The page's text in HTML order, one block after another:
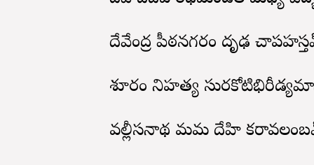
దేవేంద్ర పీఠనగరం దృఢ
శూరం నిహత్య
వల్లీసనాథ మమ దేహి